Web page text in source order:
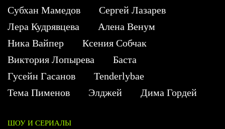
Субхан Мамедов
Сергей Лазарев
Лера Кудрявцева
Алена Венум
Ника Вайпер
Ксения Собчак
Виктория Лопырева
Баста
Гусейн Гасанов
Tenderlybae
Тема Пименов
Элджей Дима Гордей
ШОУ И СЕРИАЛЫ